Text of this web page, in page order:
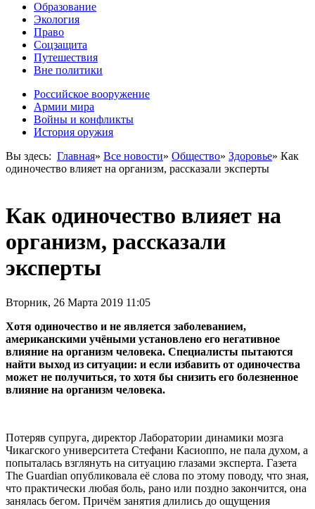
Образование
Экология
Право
Соцзащита
Путешествия
Вне политики
Российское вооружение
Армии мира
Войны и конфликты
История оружия
Вы здесь: Главная» Все новости» Общество» Здоровье» Как
одиночество влияет на организм, рассказали эксперты
Как одиночество влияет на
организм, рассказали
эксперты
Вторник, 26 Марта 2019 11:05
Хотя одиночество и не является заболеванием,
американскими учёными установлено его негативное
влияние на организм человека. Специалисты пытаются
найти выход из ситуации: и если избавить от одиночества
может не получиться, то хотя бы снизить его болезненное
влияние на организм человека.
Потеряв супруга, директор Лаборатории динамики мозга
Чикагского университета Стефани Касиоппо, не пала духом, а
попыталась взглянуть на ситуацию глазами эксперта. Газета
The Guardian опубликовала её слова по этому поводу, что зная,
что практически любая боль, рано или поздно закончится, она
занялась бегом. Причём занятия длились до ощущения